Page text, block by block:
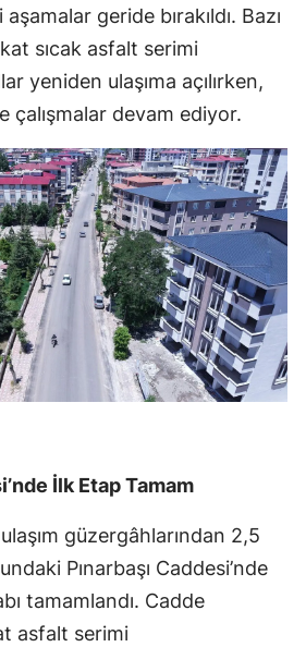
geride bırakıldı. Bazı
sıcak asfalt serimi
yeniden ulaşıma açılırken,
çalışmalar devam ediyor.
İlk Etap Tamam
güzergâhlarından 2,5
Pınarbaşı Caddesi’nde
tamamlandı. Cadde
asfalt serimi